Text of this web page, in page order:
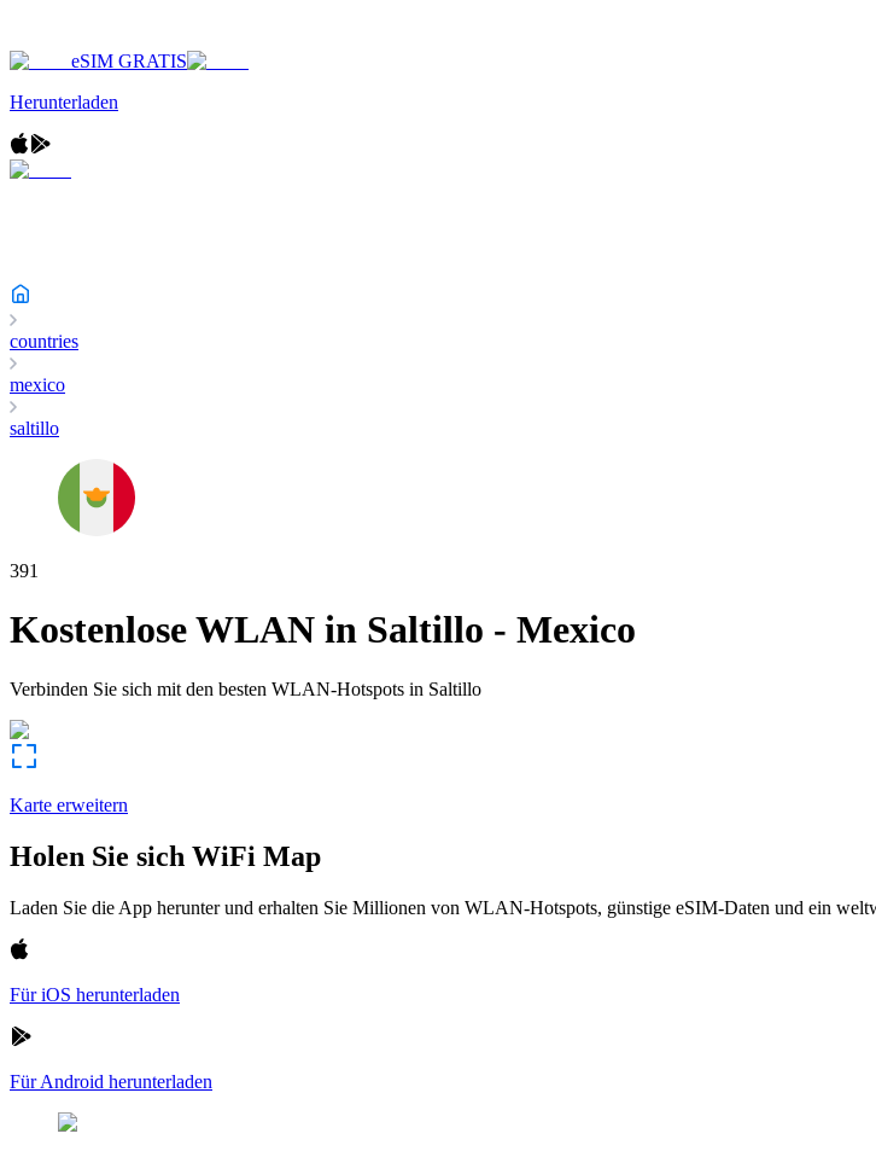
eSIM GRATIS
Herunterladen
countries
mexico
saltillo
391
Kostenlose WLAN in Saltillo - Mexico
Verbinden Sie sich mit den besten WLAN-Hotspots in Saltillo
Karte erweitern
Holen Sie sich WiFi Map
Laden Sie die App herunter und erhalten Sie Millionen von WLAN-Hotspots, günstige eSIM-Daten und ein
Für iOS herunterladen
Für Android herunterladen